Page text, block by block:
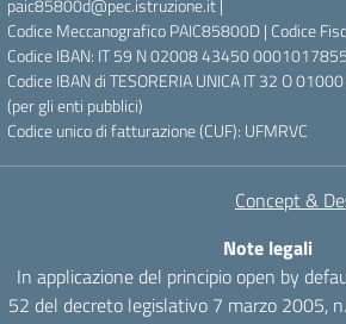
paic85800d@pec.istruzione.it |
Codice Meccanografico PAIC85800D | Codice
Codice IBAN: IT 59 N 02008 43450
Codice IBAN di TESORERIA UNICA IT 32 O
(per gli enti pubblici)
Codice unico di fatturazione (CUF): UFMRVC
Concept &
Note legali
In applicazione del principio open by
52 del decreto legislativo 7 marzo 2005,